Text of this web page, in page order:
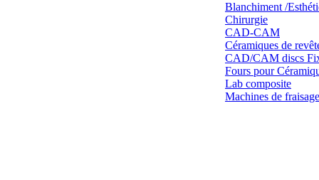
Blanchiment /
Chirurgie
CAD-CAM
Céramiques de
CAD/CAM discs
Fours pour
Lab composite
Machines de